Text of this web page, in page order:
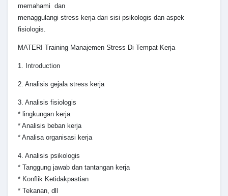
memahami dan
menaggulangi stress kerja dari sisi psikologis dan aspek
fisiologis.
MATERI Training Manajemen Stress Di Tempat Kerja
1. Introduction
2. Analisis gejala stress kerja
3. Analisis fisiologis
* lingkungan kerja
* Analisis beban kerja
* Analisa organisasi kerja
4. Analisis psikologis
* Tanggung jawab dan tantangan kerja
* Konflik Ketidakpastian
* Tekanan, dll